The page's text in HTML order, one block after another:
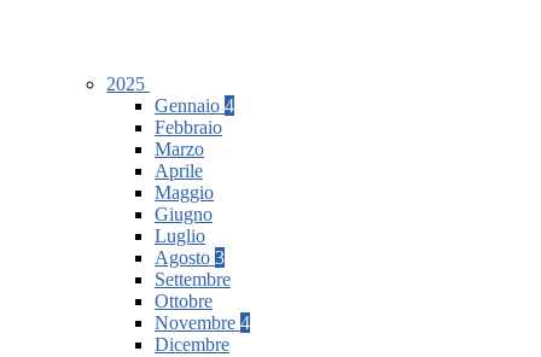
2025
Gennaio 4
Febbraio
Marzo
Aprile
Maggio
Giugno
Luglio
Agosto 3
Settembre
Ottobre
Novembre 4
Dicembre